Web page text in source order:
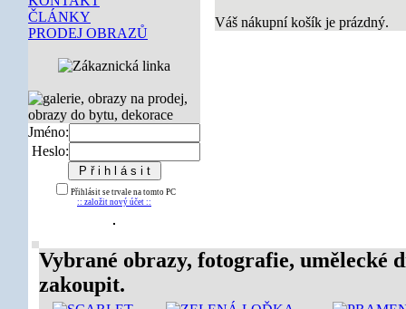
ČLÁNKY
PRODEJ OBRAZŮ
Jméno:
Heslo:
Přihlásit se trvale na tomto PC
:: založit nový účet ::
Váš nákupní košík je prázdný.
Vybrané obrazy, fotografie, umělecké
zakoupit.